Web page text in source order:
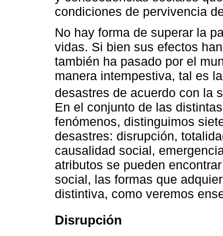
condiciones de pervivencia
No hay forma de superar la
vidas. Si bien sus efectos
también ha pasado por el
manera intempestiva, tal es
desastres de acuerdo con la
En el conjunto de las
fenómenos, distinguimos
desastres: disrupción,
causalidad social,
atributos se pueden
social, las formas que
distintiva, como veremos
Disrupción